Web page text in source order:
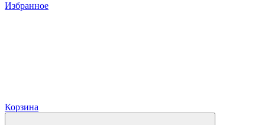
Избранное
Корзина